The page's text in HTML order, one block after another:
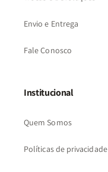
Envio e Entrega
Fale Conosco
Institucional
Quem Somos
Políticas de privacidade